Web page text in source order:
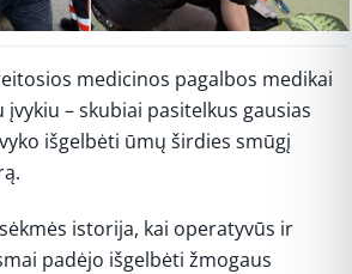
medicinos pagalbos medikai
– skubiai pasitelkus gausias
išgelbėti ūmų širdies smūgį
istorija, kai operatyvūs ir
padėjo išgelbėti žmogaus